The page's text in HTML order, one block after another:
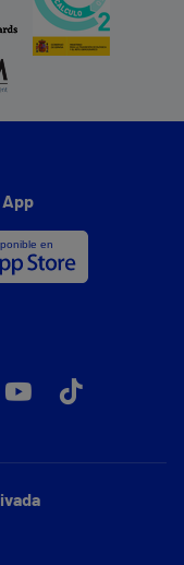
App